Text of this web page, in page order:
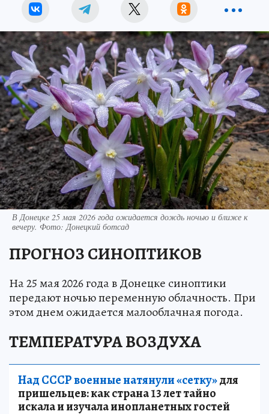
В Донецке 25 мая 2026 года ожидается дождь ночью и ближе к
вечеру. Фото: Донецкий ботсад
ПРОГНОЗ СИНОПТИКОВ
На 25 мая 2026 года в Донецке синоптики
передают ночью переменную облачность. При
этом днем ожидается малооблачная погода.
ТЕМПЕРАТУРА ВОЗДУХА
Над СССР военные натянули «сетку»для
пришельцев: как страна 13 лет тайно
искала и изучала инопланетных гостей